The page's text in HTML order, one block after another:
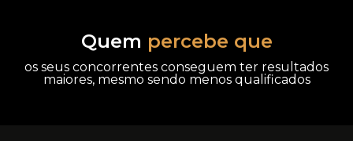
Quem percebe que
os seus concorrentes conseguem ter resultados
maiores, mesmo sendo menos qualificados